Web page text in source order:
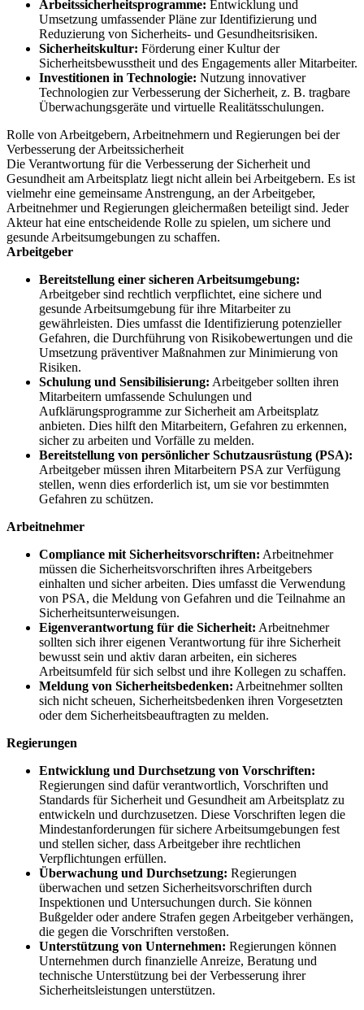
Arbeitssicherheitsprogramme: Entwicklung und
Umsetzung umfassender Pläne zur Identifizierung und
Reduzierung von Sicherheits- und Gesundheitsrisiken.
Sicherheitskultur: Förderung einer Kultur der
Sicherheitsbewusstheit und des Engagements aller Mitarbeiter.
Investitionen in Technologie: Nutzung innovativer
Technologien zur Verbesserung der Sicherheit, z. B. tragbare
Überwachungsgeräte und virtuelle Realitätsschulungen.
Rolle von Arbeitgebern, Arbeitnehmern und Regierungen bei der
Verbesserung der Arbeitssicherheit
Die Verantwortung für die Verbesserung der Sicherheit und
Gesundheit am Arbeitsplatz liegt nicht allein bei Arbeitgebern. Es ist
vielmehr eine gemeinsame Anstrengung, an der Arbeitgeber,
Arbeitnehmer und Regierungen gleichermaßen beteiligt sind. Jeder
Akteur hat eine entscheidende Rolle zu spielen, um sichere und
gesunde Arbeitsumgebungen zu schaffen.
Arbeitgeber
Bereitstellung einer sicheren Arbeitsumgebung:
Arbeitgeber sind rechtlich verpflichtet, eine sichere und
gesunde Arbeitsumgebung für ihre Mitarbeiter zu
gewährleisten. Dies umfasst die Identifizierung potenzieller
Gefahren, die Durchführung von Risikobewertungen und die
Umsetzung präventiver Maßnahmen zur Minimierung von
Risiken.
Schulung und Sensibilisierung: Arbeitgeber sollten ihren
Mitarbeitern umfassende Schulungen und
Aufklärungsprogramme zur Sicherheit am Arbeitsplatz
anbieten. Dies hilft den Mitarbeitern, Gefahren zu erkennen,
sicher zu arbeiten und Vorfälle zu melden.
Bereitstellung von persönlicher Schutzausrüstung (PSA):
Arbeitgeber müssen ihren Mitarbeitern PSA zur Verfügung
stellen, wenn dies erforderlich ist, um sie vor bestimmten
Gefahren zu schützen.
Arbeitnehmer
Compliance mit Sicherheitsvorschriften: Arbeitnehmer
müssen die Sicherheitsvorschriften ihres Arbeitgebers
einhalten und sicher arbeiten. Dies umfasst die Verwendung
von PSA, die Meldung von Gefahren und die Teilnahme an
Sicherheitsunterweisungen.
Eigenverantwortung für die Sicherheit: Arbeitnehmer
sollten sich ihrer eigenen Verantwortung für ihre Sicherheit
bewusst sein und aktiv daran arbeiten, ein sicheres
Arbeitsumfeld für sich selbst und ihre Kollegen zu schaffen.
Meldung von Sicherheitsbedenken: Arbeitnehmer sollten
sich nicht scheuen, Sicherheitsbedenken ihren Vorgesetzten
oder dem Sicherheitsbeauftragten zu melden.
Regierungen
Entwicklung und Durchsetzung von Vorschriften:
Regierungen sind dafür verantwortlich, Vorschriften und
Standards für Sicherheit und Gesundheit am Arbeitsplatz zu
entwickeln und durchzusetzen. Diese Vorschriften legen die
Mindestanforderungen für sichere Arbeitsumgebungen fest
und stellen sicher, dass Arbeitgeber ihre rechtlichen
Verpflichtungen erfüllen.
Überwachung und Durchsetzung: Regierungen
überwachen und setzen Sicherheitsvorschriften durch
Inspektionen und Untersuchungen durch. Sie können
Bußgelder oder andere Strafen gegen Arbeitgeber verhängen,
die gegen die Vorschriften verstoßen.
Unterstützung von Unternehmen: Regierungen können
Unternehmen durch finanzielle Anreize, Beratung und
technische Unterstützung bei der Verbesserung ihrer
Sicherheitsleistungen unterstützen.